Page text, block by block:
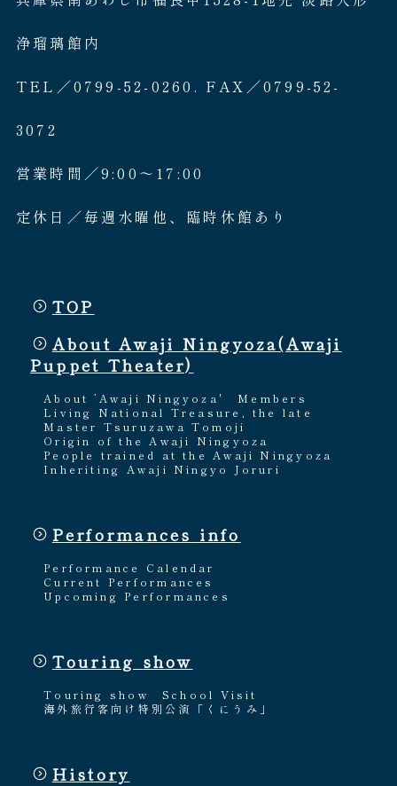
浄瑠璃館内
TEL／0799-52-0260. FAX／0799-52-
3072
営業時間／9:00〜17:00
定休日／毎週水曜他、臨時休館あり
TOP
About Awaji Ningyoza(Awaji
Puppet Theater)
About ’Awaji Ningyoza'
Members
Living National Treasure, the late
Master Tsuruzawa Tomoji
Origin of the Awaji Ningyoza
People trained at the Awaji Ningyoza
Inheriting Awaji Ningyo Joruri
Performances info
Performance Calendar
Current Performances
Upcoming Performances
Touring show
Touring show
School Visit
海外旅行客向け特別公演「くにうみ」
History